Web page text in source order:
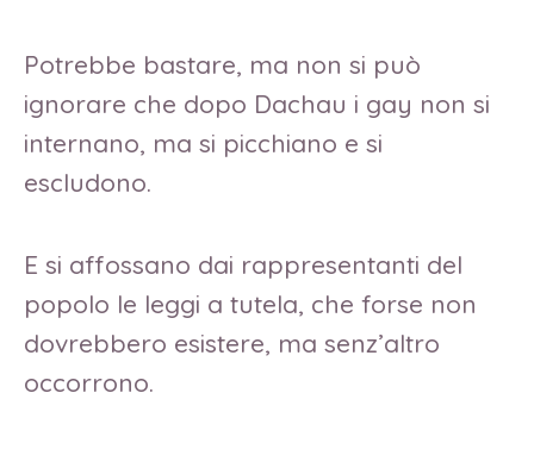
Potrebbe bastare, ma non si può
ignorare che dopo Dachau i gay non si
internano, ma si picchiano e si
escludono.
E si affossano dai rappresentanti del
popolo le leggi a tutela, che forse non
dovrebbero esistere, ma senz’altro
occorrono.